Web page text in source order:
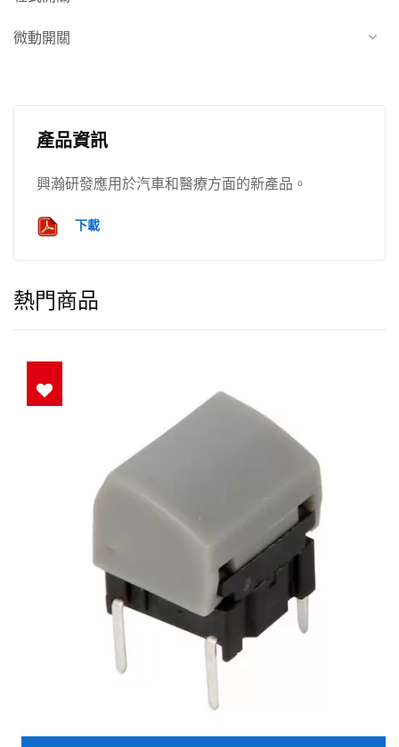
微動開關
產品資訊
興瀚研發應用於汽車和醫療方面的新產品。
下載
熱門商品